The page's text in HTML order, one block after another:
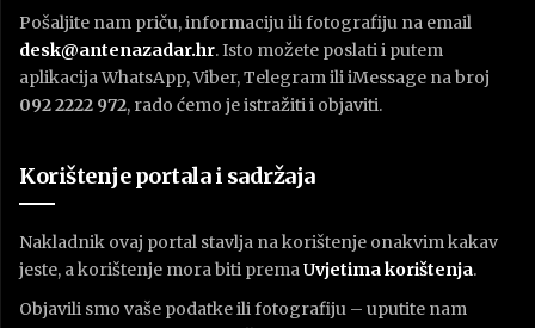
Pošaljite nam priču, informaciju ili fotografiju na email
desk@antenazadar.hr. Isto možete poslati i putem
aplikacija WhatsApp, Viber, Telegram ili iMessage na broj
092 2222 972, rado ćemo je istražiti i objaviti.
Korištenje portala i sadržaja
Nakladnik ovaj portal stavlja na korištenje onakvim kakav
jeste, a korištenje mora biti premaUvjetima korištenja.
Objavili smo vaše podatke ili fotografiju – uputite nam